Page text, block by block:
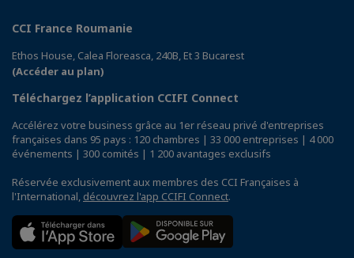
CCI France Roumanie
Ethos House, Calea Floreasca, 240B, Et 3 Bucarest
(Accéder au plan)
Téléchargez l’application CCIFI Connect
Accélérez votre business grâce au 1er réseau privé d'entreprises
françaises dans 95 pays : 120 chambres | 33 000 entreprises | 4 000
événements | 300 comités | 1 200 avantages exclusifs
Réservée exclusivement aux membres des CCI Françaises à
l'International, découvrez l'app CCIFI Connect.